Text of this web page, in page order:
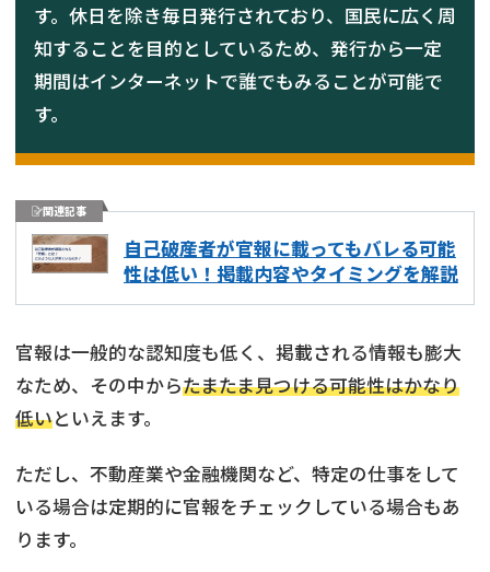
す。休日を除き毎日発行されており、国民に広く周
知することを目的としているため、発行から一定
期間はインターネットで誰でもみることが可能で
す。
関連記事
自己破産者が官報に載ってもバレる可能
性は低い！掲載内容やタイミングを解説
官報は一般的な認知度も低く、掲載される情報も膨大
なため、その中からたまたま見つける可能性はかなり
低いといえます。
ただし、不動産業や金融機関など、特定の仕事をして
いる場合は定期的に官報をチェックしている場合もあ
ります。